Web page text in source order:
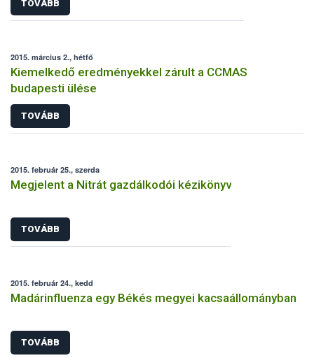
TOVÁBB
2015. március 2., hétfő
Kiemelkedő eredményekkel zárult a CCMAS
budapesti ülése
TOVÁBB
2015. február 25., szerda
Megjelent a Nitrát gazdálkodói kézikönyv
TOVÁBB
2015. február 24., kedd
Madárinfluenza egy Békés megyei kacsaállományban
TOVÁBB